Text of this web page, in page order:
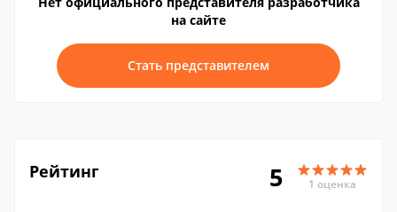
на сайте
Стать представителем
Рейтинг 5 1 оценка